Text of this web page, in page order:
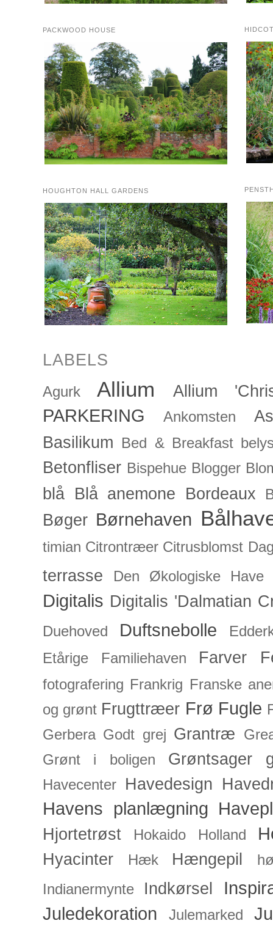
PACKWOOD HOUSE
HOUGHTON HALL GARDENS
LABELS
Agurk Allium Allium
PARKERING Ankomsten
Basilikum
Bed & Breakfast
Betonfliser Bispehue Blogger
blå Blå anemone Bordeaux
Bøger Børnehaven
timian Citrontræer Citrusblomst
terrasse Den Økologiske Have
Digitalis Digitalis 'Dalmatian
Duehoved Duftsnebolle
Etårige
Familiehaven Farver
fotografering Frankrig Franske
og grønt Frugttræer Frø Fugle
Gerbera Godt grej Grantræ
Grønt i boligen
Grøntsager
Havecenter Havedesign
Havens planlægning
Hjortetrøst Hokaido Holland
Hyacinter Hæk Hængepil
Indianermynte
Indkørsel
Juledekoration
Julemarked